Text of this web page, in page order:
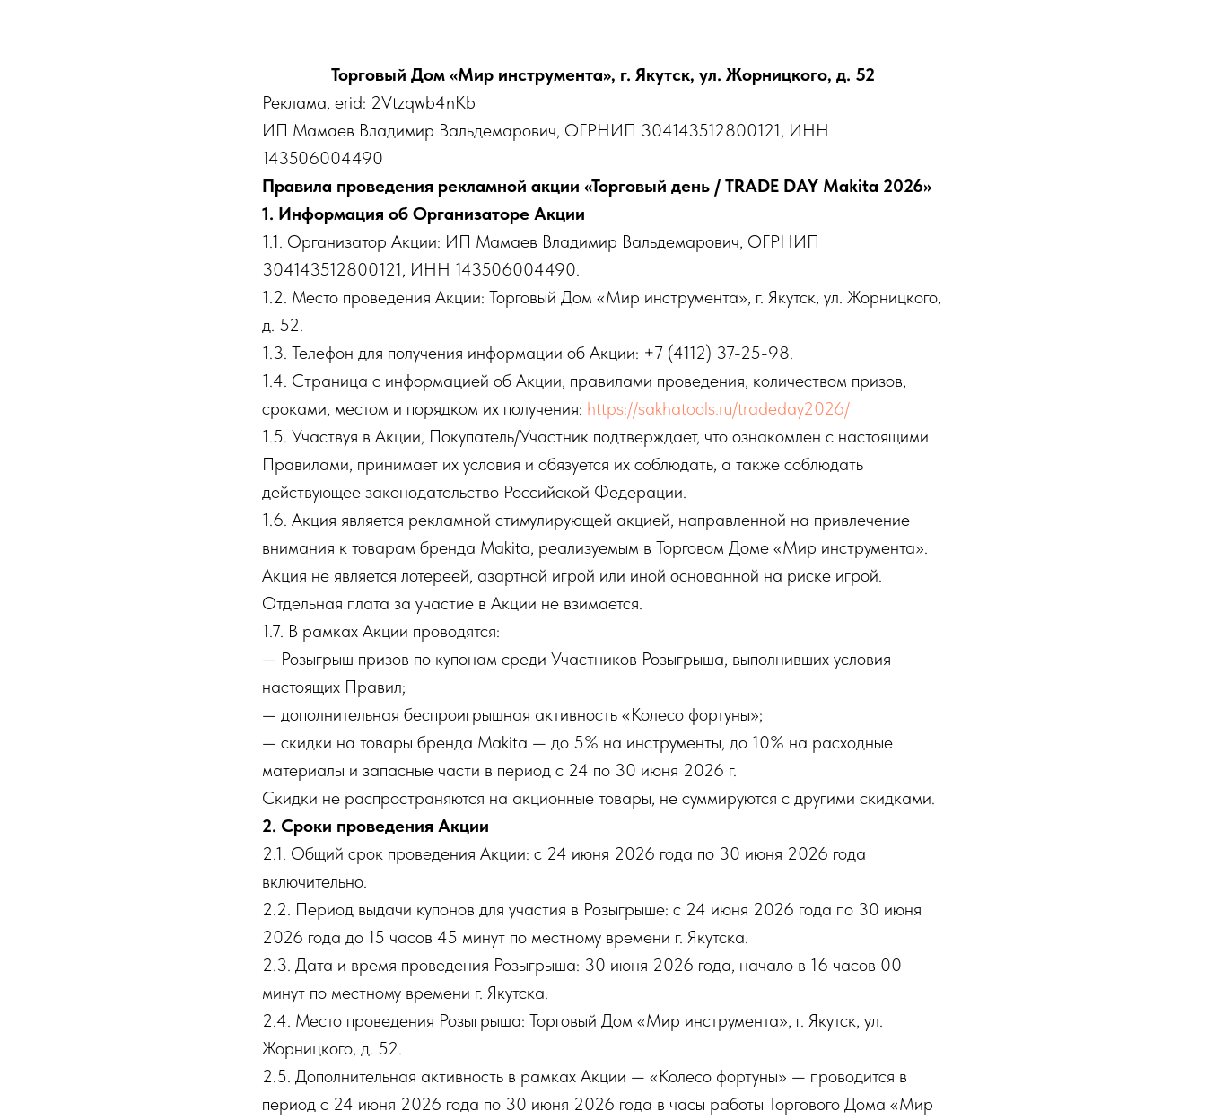
Торговый Дом «Мир инструмента», г. Якутск, ул. Жорницкого, д. 52
Реклама, erid: 2Vtzqwb4nKb
ИП Мамаев Владимир Вальдемарович, ОГРНИП 304143512800121, ИНН
143506004490
Правила проведения рекламной акции «Торговый день / TRADE DAY Makita 2026»
1. Информация об Организаторе Акции
1.1. Организатор Акции: ИП Мамаев Владимир Вальдемарович, ОГРНИП
304143512800121, ИНН 143506004490.
1.2. Место проведения Акции: Торговый Дом «Мир инструмента», г. Якутск, ул. Жорницкого,
д. 52.
1.3. Телефон для получения информации об Акции: +7 (4112) 37-25-98.
1.4. Страница с информацией об Акции, правилами проведения, количеством призов,
сроками, местом и порядком их получения: https://sakhatools.ru/tradeday2026/
1.5. Участвуя в Акции, Покупатель/Участник подтверждает, что ознакомлен с настоящими
Правилами, принимает их условия и обязуется их соблюдать, а также соблюдать
действующее законодательство Российской Федерации.
1.6. Акция является рекламной стимулирующей акцией, направленной на привлечение
внимания к товарам бренда Makita, реализуемым в Торговом Доме «Мир инструмента».
Акция не является лотереей, азартной игрой или иной основанной на риске игрой.
Отдельная плата за участие в Акции не взимается.
1.7. В рамках Акции проводятся:
— Розыгрыш призов по купонам среди Участников Розыгрыша, выполнивших условия
настоящих Правил;
— дополнительная беспроигрышная активность «Колесо фортуны»;
— скидки на товары бренда Makita — до 5% на инструменты, до 10% на расходные
материалы и запасные части в период с 24 по 30 июня 2026 г.
Скидки не распространяются на акционные товары, не суммируются с другими скидками.
2. Сроки проведения Акции
2.1. Общий срок проведения Акции: с 24 июня 2026 года по 30 июня 2026 года
включительно.
2.2. Период выдачи купонов для участия в Розыгрыше: с 24 июня 2026 года по 30 июня
2026 года до 15 часов 45 минут по местному времени г. Якутска.
2.3. Дата и время проведения Розыгрыша: 30 июня 2026 года, начало в 16 часов 00
минут по местному времени г. Якутска.
2.4. Место проведения Розыгрыша: Торговый Дом «Мир инструмента», г. Якутск, ул.
Жорницкого, д. 52.
2.5. Дополнительная активность в рамках Акции — «Колесо фортуны» — проводится в
период с 24 июня 2026 года по 30 июня 2026 года в часы работы Торгового Дома «Мир